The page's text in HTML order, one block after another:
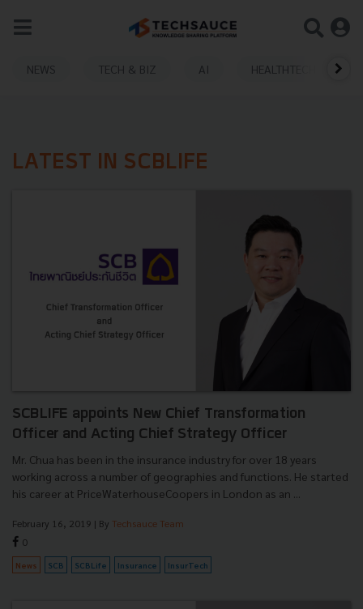
NEWS TECH & BIZ AI HEALTHTECH
LATEST IN SCBLIFE
SCBLIFE appoints New Chief Transformation
Officer and Acting Chief Strategy Officer
Mr. Chua has been in the insurance industry for over 18 years
working across a number of geographies and functions. He started
his career at PriceWaterhouseCoopers in London as an ...
February 16, 2019 | By Techsauce Team
0
News SCB SCBLife Insurance InsurTech